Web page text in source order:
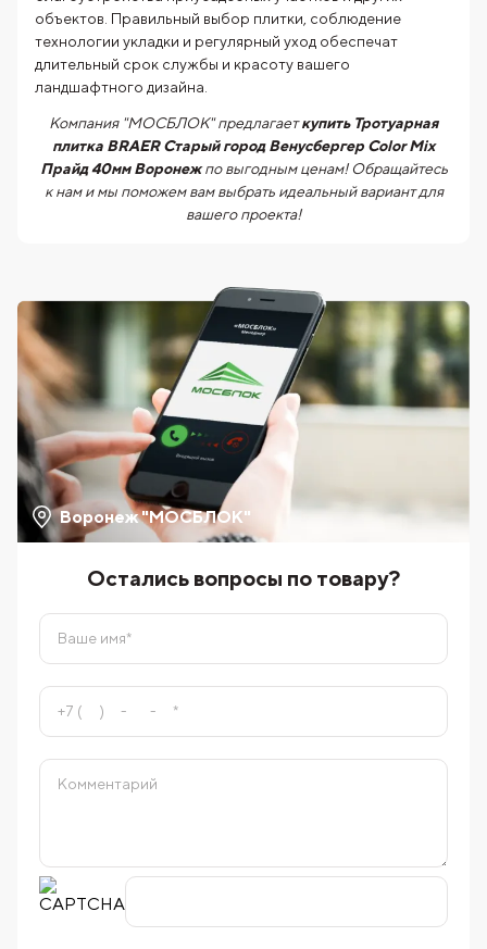
объектов. Правильный выбор плитки, соблюдение
технологии укладки и регулярный уход обеспечат
длительный срок службы и красоту вашего
ландшафтного дизайна.
Компания "МОСБЛОК" предлагаеткупить Тротуарная
плитка BRAER Старый город Венусбергер Color Mix
Прайд 40мм Воронежпо выгодным ценам! Обращайтесь
к нам и мы поможем вам выбрать идеальный вариант для
вашего проекта!
Воронеж "МОСБЛОК"
Остались вопросы по товару?